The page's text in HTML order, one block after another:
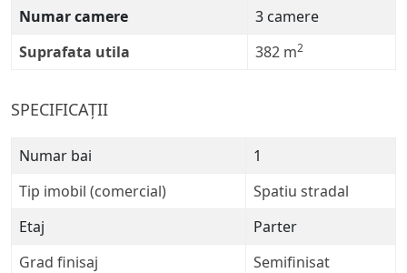
Numar camere
3 camere
Suprafata utila
382 m2
SPECIFICAȚII
Numar bai
1
Tip imobil (comercial)
Spatiu stradal
Etaj
Parter
Grad finisaj
Semifinisat